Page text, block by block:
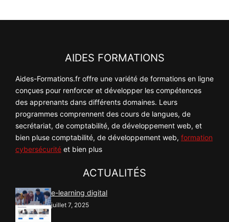
AIDES FORMATIONS
Aides-Formations.fr offre une variété de formations en ligne
conçues pour renforcer et développer les compétences
des apprenants dans différents domaines. Leurs
programmes comprennent des cours de langues, de
secrétariat, de comptabilité, de développement web, et
bien pluse comptabilité, de développement web, formation
cybersécurité et bien plus
ACTUALITÉS
e-learning digital
juillet 7, 2025